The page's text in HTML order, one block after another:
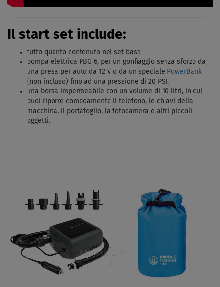
Il start set include:
tutto quanto contenuto nel set base
pompa elettrica PBG 6, per un gonfiaggio senza sforzo da
una presa per auto da 12 V o da un speciale PowerBank
(non incluso) fino ad una pressione di 20 PSI.
una borsa impermeabile con un volume di 10 litri, in cui
puoi riporre comodamente il telefono, le chiavi della
macchina, il portafoglio, la fotocamera e altri piccoli
oggetti.